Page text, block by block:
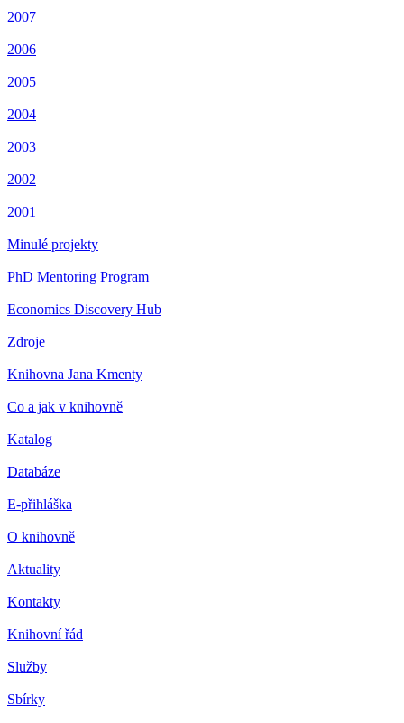
2007
2006
2005
2004
2003
2002
2001
Minulé projekty
PhD Mentoring Program
Economics Discovery Hub
Zdroje
Knihovna Jana Kmenty
Co a jak v knihovně
Katalog
Databáze
E-přihláška
O knihovně
Aktuality
Kontakty
Knihovní řád
Služby
Sbírky